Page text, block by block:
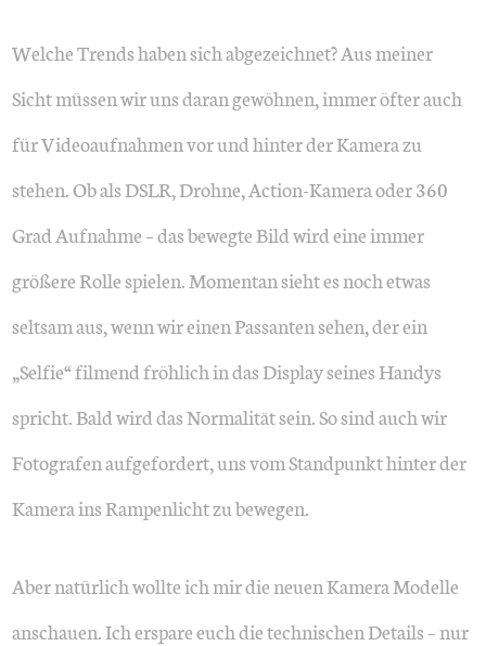
Welche Trends haben sich abgezeichnet? Aus meiner
Sicht müssen wir uns daran gewöhnen, immer öfter auch
für Videoaufnahmen vor und hinter der Kamera zu
stehen. Ob als DSLR, Drohne, Action-Kamera oder 360
Grad Aufnahme – das bewegte Bild wird eine immer
größere Rolle spielen. Momentan sieht es noch etwas
seltsam aus, wenn wir einen Passanten sehen, der ein
„Selfie“ filmend fröhlich in das Display seines Handys
spricht. Bald wird das Normalität sein. So sind auch wir
Fotografen aufgefordert, uns vom Standpunkt hinter der
Kamera ins Rampenlicht zu bewegen.
Aber natürlich wollte ich mir die neuen Kamera Modelle
anschauen. Ich erspare euch die technischen Details – nur